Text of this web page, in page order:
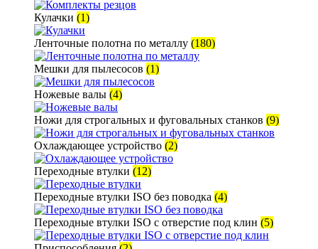
Кулачки (1)
Ленточные полотна по металлу (180)
Мешки для пылесосов (1)
Ножевые валы (4)
Ножи для строгальных и фуговальных станков (9)
Охлаждающее устройство (2)
Переходные втулки (12)
Переходные втулки ISO без поводка (4)
Переходные втулки ISO с отверстие под клин (5)